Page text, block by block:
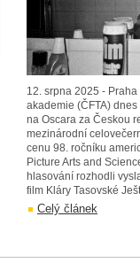
12. srpna 2025 -
akademie (ČFTA)
na Oscara za Českou
mezinárodní
cenu 98. ročníku
Picture Arts and
hlasování rozhodli
film Kláry Tasovské
Celý článek